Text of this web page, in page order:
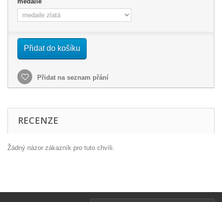
Přidat do košíku
Přidat na seznam přání
RECENZE
Žádný názor zákazník pro tuto chvíli.